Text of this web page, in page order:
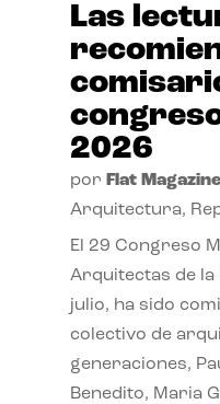
Las
2026
por Flat Magazine
Arquitectura,
El 29 Congreso
Arquitectas de la
julio, ha sido
colectivo de
generaciones,
Benedito, Maria